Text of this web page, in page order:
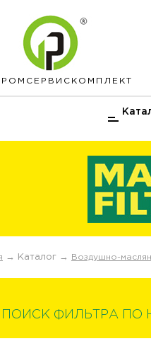
СЕРВИСКОМПЛЕКТ
→ Каталог → Воздушно-
ПОИСК ФИЛЬТРА ПО